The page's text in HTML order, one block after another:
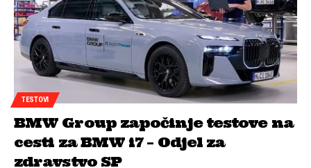
TESTOVI
BMW Group započinje testove na
cesti za BMW i7 – Odjel za
zdravstvo SP